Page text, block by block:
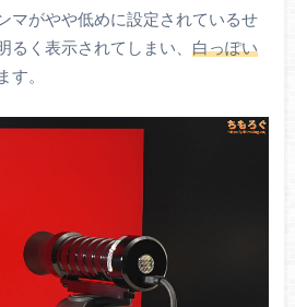
マがやや低めに設定されているせ
るく表示されてしまい、 白っぽい
す。